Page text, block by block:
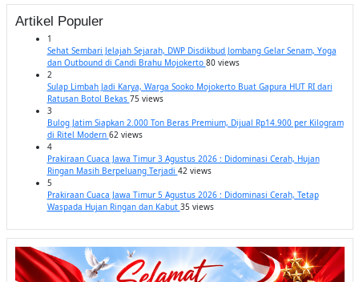
Artikel Populer
1
Sehat Sembari Jelajah Sejarah, DWP Disdikbud Jombang Gelar Senam, Yoga
dan Outbound di Candi Brahu Mojokerto 80 views
2
Sulap Limbah Jadi Karya, Warga Sooko Mojokerto Buat Gapura HUT RI dari
Ratusan Botol Bekas 75 views
3
Bulog Jatim Siapkan 2.000 Ton Beras Premium, Dijual Rp14.900 per Kilogram
di Ritel Modern 62 views
4
Prakiraan Cuaca Jawa Timur 3 Agustus 2026 : Didominasi Cerah, Hujan
Ringan Masih Berpeluang Terjadi 42 views
5
Prakiraan Cuaca Jawa Timur 5 Agustus 2026 : Didominasi Cerah, Tetap
Waspada Hujan Ringan dan Kabut 35 views